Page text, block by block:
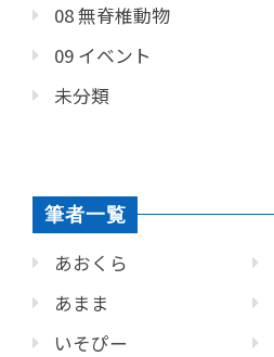
08 無脊椎動物
09 イベント
未分類
筆者一覧
あおくら
あまま
いそぴー